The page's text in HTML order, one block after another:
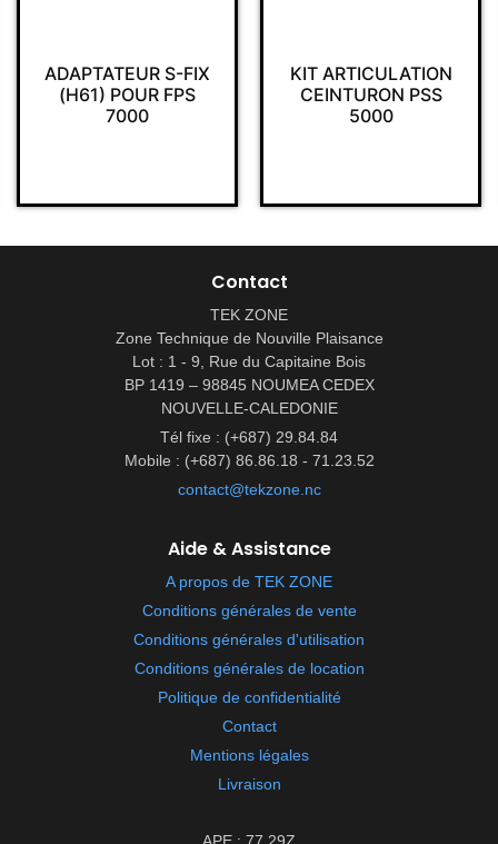
ADAPTATEUR S-FIX
(H61) POUR FPS
7000
KIT ARTICULATION
CEINTURON PSS
5000
Contact
TEK ZONE
Zone Technique de Nouville Plaisance
Lot : 1 - 9, Rue du Capitaine Bois
BP 1419 – 98845 NOUMEA CEDEX
NOUVELLE-CALEDONIE
Tél fixe : (+687) 29.84.84
Mobile : (+687) 86.86.18 - 71.23.52
contact@tekzone.nc
Aide & Assistance
A propos de TEK ZONE
Conditions générales de vente
Conditions générales d'utilisation
Conditions générales de location
Politique de confidentialité
Contact
Mentions légales
Livraison